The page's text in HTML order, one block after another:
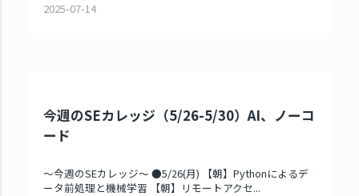
2025-07-14
今週のSEカレッジ（5/26-5/30）AI、ノーコ
ード
～今週のSEカレッジ～ ●5/26(月) 【朝】Pythonによるデ
ータ前処理と機械学習 【朝】リモートアクセ...